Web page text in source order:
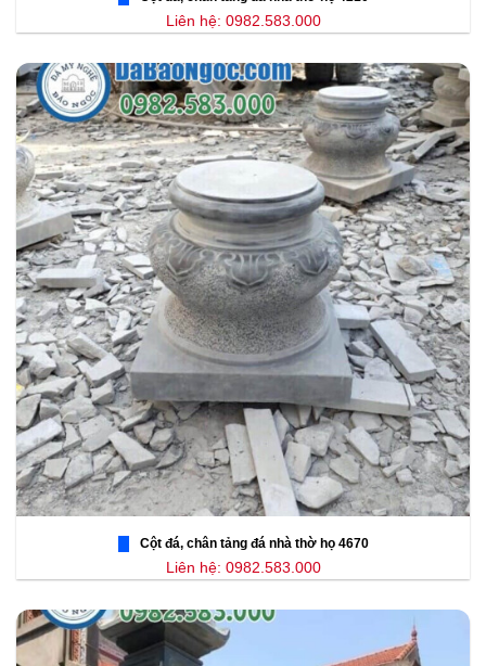
Liên hệ: 0982.583.000
Cột đá, chân tảng đá nhà thờ họ 4670
Liên hệ: 0982.583.000